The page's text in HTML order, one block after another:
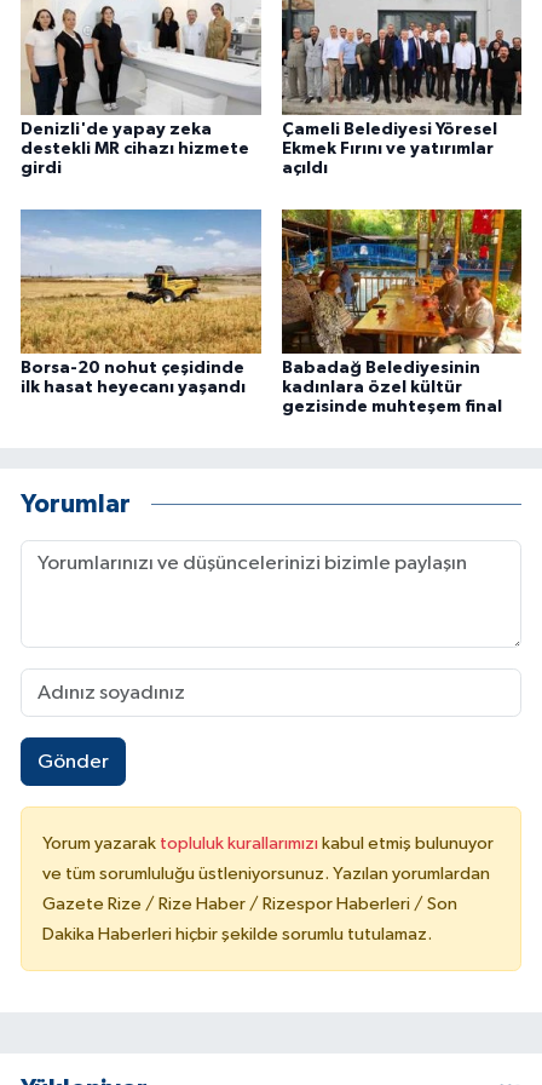
Denizli'de yapay zeka
destekli MR cihazı hizmete
girdi
Çameli Belediyesi Yöresel
Ekmek Fırını ve yatırımlar
açıldı
Borsa-20 nohut çeşidinde
ilk hasat heyecanı yaşandı
Babadağ Belediyesinin
kadınlara özel kültür
gezisinde muhteşem final
Yorumlar
Gönder
Yorum yazarak topluluk kurallarımızı kabul etmiş bulunuyor
ve tüm sorumluluğu üstleniyorsunuz. Yazılan yorumlardan
Gazete Rize / Rize Haber / Rizespor Haberleri / Son
Dakika Haberleri hiçbir şekilde sorumlu tutulamaz.